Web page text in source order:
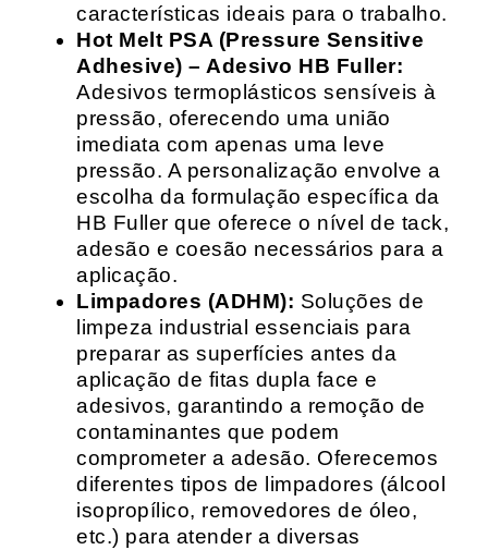
características ideais para o trabalho.
Hot Melt PSA (Pressure Sensitive
Adhesive) – Adesivo HB Fuller:
Adesivos termoplásticos sensíveis à
pressão, oferecendo uma união
imediata com apenas uma leve
pressão. A personalização envolve a
escolha da formulação específica da
HB Fuller que oferece o nível de tack,
adesão e coesão necessários para a
aplicação.
Limpadores (ADHM): Soluções de
limpeza industrial essenciais para
preparar as superfícies antes da
aplicação de fitas dupla face e
adesivos, garantindo a remoção de
contaminantes que podem
comprometer a adesão. Oferecemos
diferentes tipos de limpadores (álcool
isopropílico, removedores de óleo,
etc.) para atender a diversas